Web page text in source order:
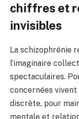
chiffres et
invisibles
La schizophrénie
l’imaginaire
spectaculaires.
concernées
discrète, pour
mentale et